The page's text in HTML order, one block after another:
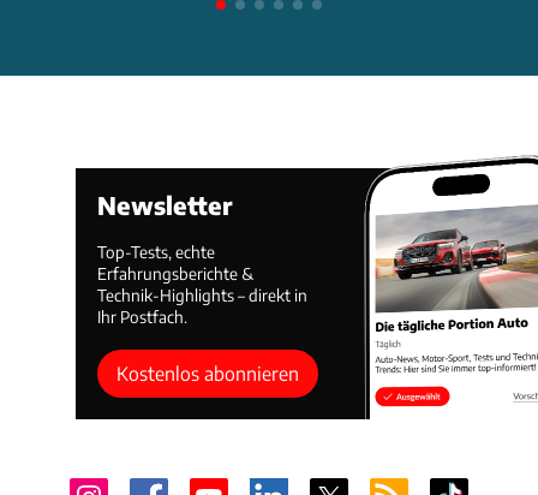
Newsletter
Top-Tests, echte
Erfahrungsberichte &
Technik-Highlights – direkt in
Ihr Postfach.
Kostenlos abonnieren